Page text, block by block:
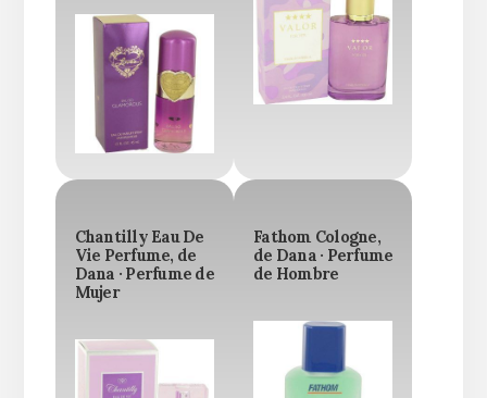
Chantilly Eau De
Vie Perfume, de
Dana · Perfume de
Mujer
Fathom Cologne,
de Dana · Perfume
de Hombre